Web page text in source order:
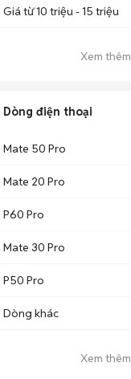
Giá từ 10 triệu - 15 triệu
Xem thêm
Dòng điện thoại
Mate 50 Pro
Mate 20 Pro
P60 Pro
Mate 30 Pro
P50 Pro
Dòng khác
Xem thêm